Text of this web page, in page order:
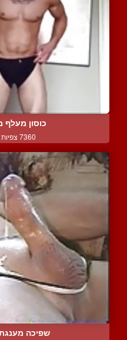
כוסון מעלף
7360 צפיות
שפיכה